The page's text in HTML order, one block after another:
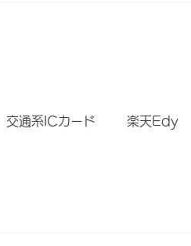
交通系ICカード 楽天Edy